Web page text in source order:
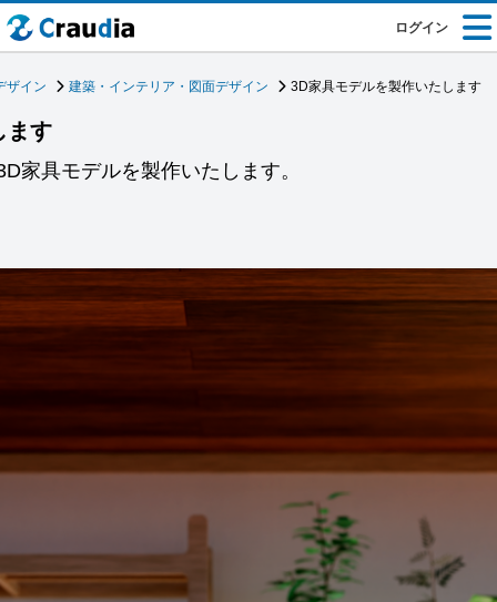
ログイン
ザイン 建築・インテリア・図面デザイン 3D家具モデルを製作いたします
ます
家具モデルを製作いたします。